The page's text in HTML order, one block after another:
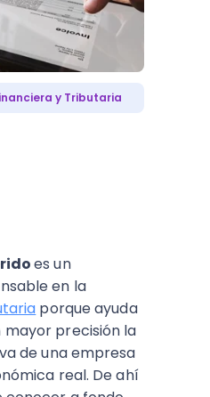
y Tributaria
es un
en la
porque ayuda
precisión la
de una empresa
real. De ahí